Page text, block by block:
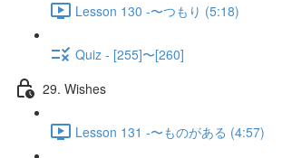
Lesson 130 -〜つもり (5:18)
Quiz - [255]〜[260]
29. Wishes
Lesson 131 -〜ものがある (4:57)